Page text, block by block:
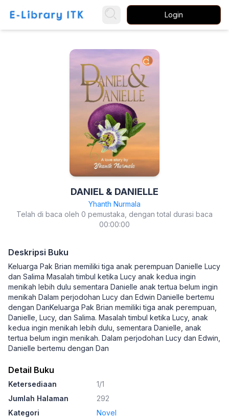
Login
DANIEL & DANIELLE
Yhanth Nurmala
Telah di baca oleh 0 pemustaka, dengan total durasi baca
00:00:00
Deskripsi Buku
Keluarga Pak Brian memiliki tiga anak perempuan Danielle Lucy
dan Salima Masalah timbul ketika Lucy anak kedua ingin
menikah lebih dulu sementara Danielle anak tertua belum ingin
menikah Dalam perjodohan Lucy dan Edwin Danielle bertemu
dengan DanKeluarga Pak Brian memiliki tiga anak perempuan,
Danielle, Lucy, dan Salima. Masalah timbul ketika Lucy, anak
kedua ingin menikah lebih dulu, sementara Danielle, anak
tertua belum ingin menikah. Dalam perjodohan Lucy dan Edwin,
Danielle bertemu dengan Dan
Detail Buku
Ketersediaan
1/1
Jumlah Halaman
292
Kategori
Novel